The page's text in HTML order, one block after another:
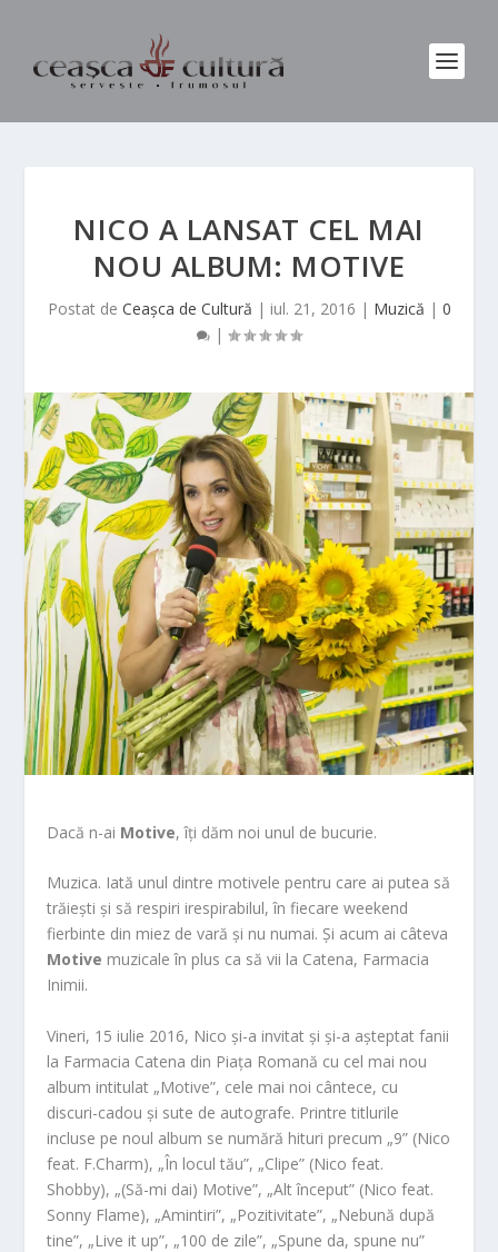
NICO A LANSAT CEL MAI
NOU ALBUM: MOTIVE
Postat de Ceașca de Cultură | iul. 21, 2016 | Muzică | 0
|
Dacă n-ai Motive, îți dăm noi unul de bucurie.
Muzica. Iată unul dintre motivele pentru care ai putea să
trăiești și să respiri irespirabilul, în fiecare weekend
fierbinte din miez de vară și nu numai. Și acum ai câteva
Motive muzicale în plus ca să vii la Catena, Farmacia
Inimii.
Vineri, 15 iulie 2016, Nico și-a invitat și și-a așteptat fanii
la Farmacia Catena din Piața Romană cu cel mai nou
album intitulat „Motive”, cele mai noi cântece, cu
discuri-cadou și sute de autografe. Printre titlurile
incluse pe noul album se numără hituri precum „9” (Nico
feat. F.Charm), „În locul tău”, „Clipe” (Nico feat.
Shobby), „(Să-mi dai) Motive”, „Alt început” (Nico feat.
Sonny Flame), „Amintiri”, „Pozitivitate”, „Nebună după
tine”, „Live it up”, „100 de zile”, „Spune da, spune nu”